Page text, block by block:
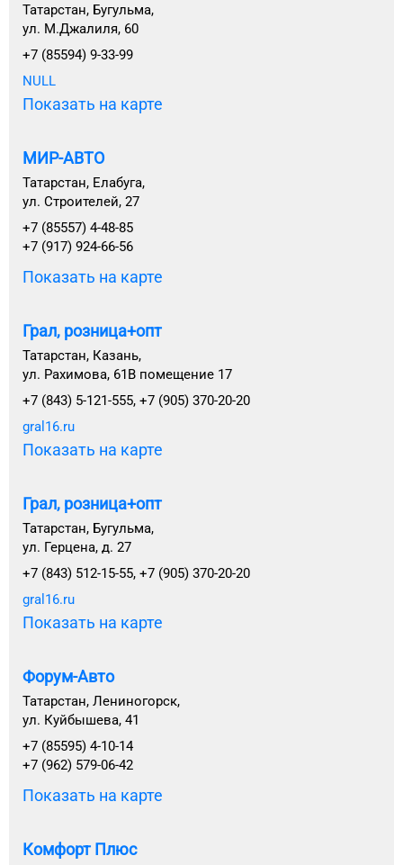
Татарстан, Бугульма,
ул. М.Джалиля, 60
+7 (85594) 9-33-99
NULL
Показать на карте
МИР-АВТО
Татарстан, Елабуга,
ул. Строителей, 27
+7 (85557) 4-48-85
+7 (917) 924-66-56
Показать на карте
Грал, розница+опт
Татарстан, Казань,
ул. Рахимова, 61В помещение 17
+7 (843) 5-121-555, +7 (905) 370-20-20
gral16.ru
Показать на карте
Грал, розница+опт
Татарстан, Бугульма,
ул. Герцена, д. 27
+7 (843) 512-15-55, +7 (905) 370-20-20
gral16.ru
Показать на карте
Форум-Авто
Татарстан, Лениногорск,
ул. Куйбышева, 41
+7 (85595) 4-10-14
+7 (962) 579-06-42
Показать на карте
Комфорт Плюс